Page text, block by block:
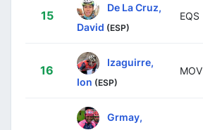
15
De La Cruz,
David (ESP)
EQS
16
Izaguirre,
Ion (ESP)
MOV
Grmay,